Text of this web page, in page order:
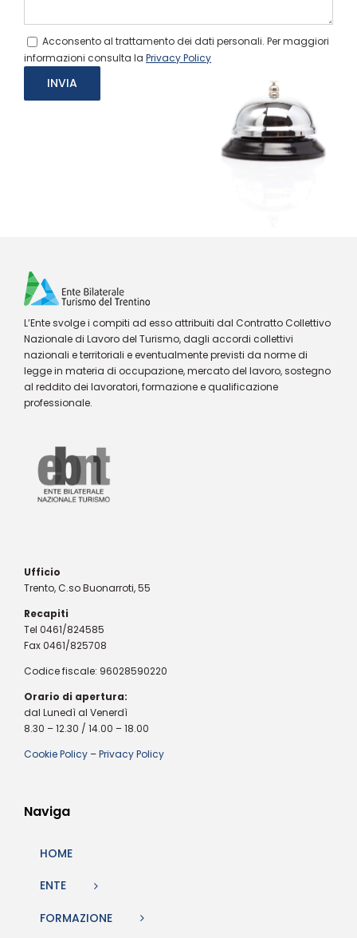
Acconsento al trattamento dei dati personali. Per maggiori
informazioni consulta la Privacy Policy
L’Ente svolge i compiti ad esso attribuiti dal Contratto Collettivo
Nazionale di Lavoro del Turismo, dagli accordi collettivi
nazionali e territoriali e eventualmente previsti da norme di
legge in materia di occupazione, mercato del lavoro, sostegno
al reddito dei lavoratori, formazione e qualificazione
professionale.
Ufficio
Trento, C.so Buonarroti, 55
Recapiti
Tel 0461/824585
Fax 0461/825708
Codice fiscale: 96028590220
Orario di apertura:
dal Lunedì al Venerdì
8.30 – 12.30 / 14.00 – 18.00
Cookie Policy –Privacy Policy
Naviga
HOME
ENTE
FORMAZIONE